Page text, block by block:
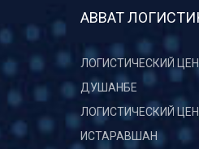
АВВАТ
ЛОГИСТИЧЕСКИЙ
ДУШАНБЕ
ЛОГИСТИЧЕСКИЙ
ИСТАРАВШАН